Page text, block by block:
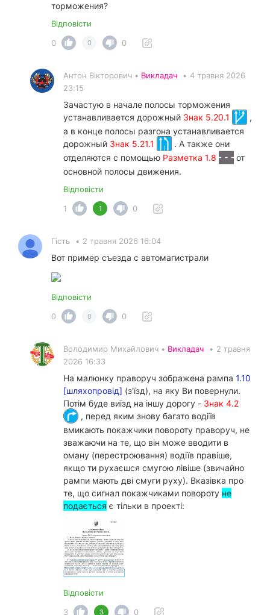
торможения?
Відповісти
0
0 0
Антон Вікторович • Викладач • 4 травня 2026
23:15
Зачастую в начале полосы торможения
устанавливается дорожный Знак 5.20.1
,
а в конце полосы разгона устанавливается
дорожный Знак 5.21.1
. А также они
отделяются с помощью Разметка 1.8
от
основной полосы движения.
Відповісти
1
1 0
Гість • 2 травня 2026 16:04
Вот пример съезда с автомагистрали
Відповісти
0
0 0
Володимир Михайлович • Викладач • 2 травня
2026 16:33
На малюнку праворуч зображена рампа 1.10
[шляхопровід] (з'їзд), на яку Ви повернули.
Потім буде виїзд на іншу дорогу - Знак 4.2
, перед яким знову багато водіїв
вмикають покажчики повороту праворуч, не
зважаючи на те, що він може вводити в
оману (перестроювання) водіїв правіше,
якщо ти рухаєшся смугою лівіше (звичайно
рампи мають дві смуги руху). Вказівка про
те, що сигнал покажчиками повороту не
подається є тільки в проекті:
Відповісти
3
3 0